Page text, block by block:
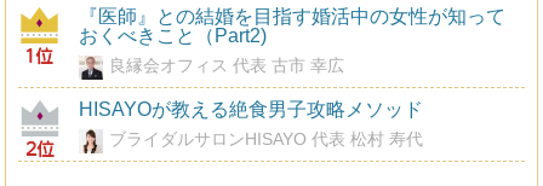
『医師』との結婚を目指す婚活中の女性が知って
おくべきこと（Part2)
良縁会オフィス 代表 古市 幸広
HISAYOが教える絶食男子攻略メソッド
ブライダルサロンHISAYO 代表 松村 寿代